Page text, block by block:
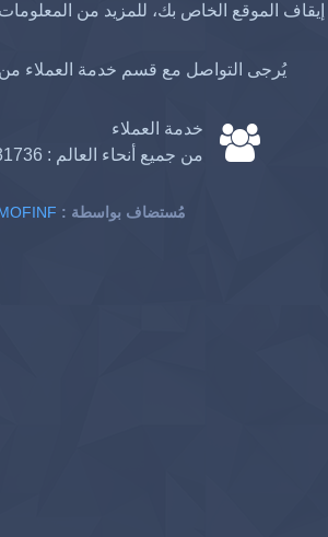
إيقاف الموقع الخاص بك، للمزيد من
يُرجى التواصل مع قسم خدمة العملاء
خدمة العملاء
من جميع أنحاء العالم :
: مُستضاف بواسطة